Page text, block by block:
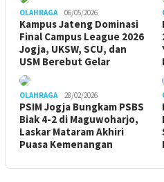
OLAHRAGA 06/05/2026
Kampus Jateng Dominasi
Final Campus League 2026
Jogja, UKSW, SCU, dan
USM Berebut Gelar
OLAHRAGA 28/02/2026
PSIM Jogja Bungkam PSBS
Biak 4-2 di Maguwoharjo,
Laskar Mataram Akhiri
Puasa Kemenangan